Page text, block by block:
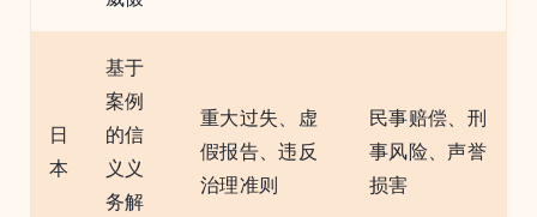
日
本
基于
案例
的信
义义
务解
重大过失、虚
假报告、违反
治理准则
民事赔偿、刑
事风险、声誉
损害